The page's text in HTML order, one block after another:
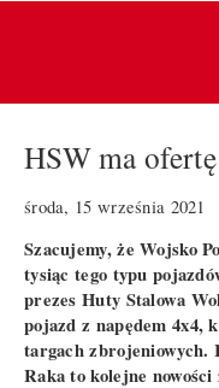
HSW ma
środa, 15 września 2021
Szacujemy, że Wojsko
tysiąc tego typu
prezes Huty Stalowa
pojazd z napędem 4x4,
targach zbrojeniowych.
Raka to kolejne nowości